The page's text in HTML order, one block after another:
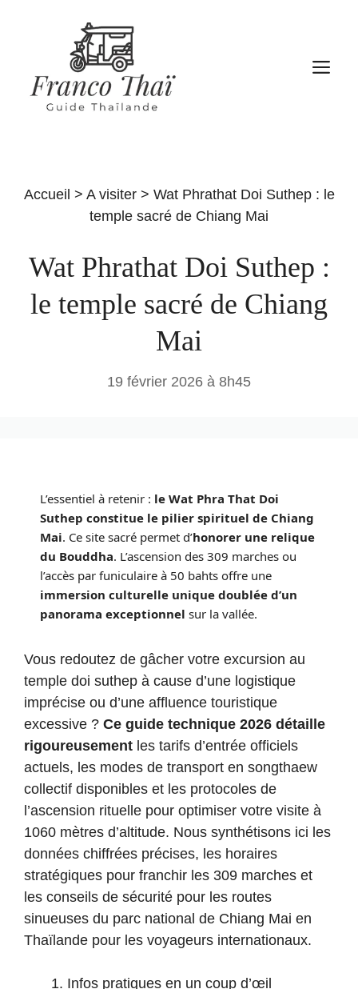
Accueil > A visiter> Wat Phrathat Doi Suthep : le
temple sacré de Chiang Mai
Wat Phrathat Doi Suthep :
le temple sacré de Chiang
Mai
19 février 2026 à 8h45
L’essentiel à retenir : le Wat Phra That Doi
Suthep constitue le pilier spirituel de Chiang
Mai. Ce site sacré permet d’honorer une relique
du Bouddha. L’ascension des 309 marches ou
l’accès par funiculaire à 50 bahts offre une
immersion culturelle unique doublée d’un
panorama exceptionnel sur la vallée.
Vous redoutez de gâcher votre excursion au
temple doi suthep à cause d’une logistique
imprécise ou d’une affluence touristique
excessive ? Ce guide technique 2026 détaille
rigoureusement les tarifs d’entrée officiels
actuels, les modes de transport en songthaew
collectif disponibles et les protocoles de
l’ascension rituelle pour optimiser votre visite à
1060 mètres d’altitude. Nous synthétisons ici les
données chiffrées précises, les horaires
stratégiques pour franchir les 309 marches et
les conseils de sécurité pour les routes
sinueuses du parc national de Chiang Mai en
Thaïlande pour les voyageurs internationaux.
Infos pratiques en un coup d’œil